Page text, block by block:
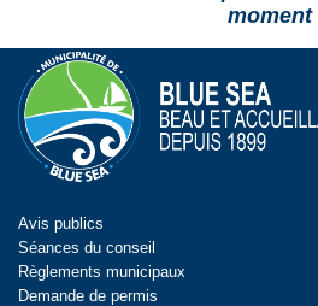
moment
Avis publics
Séances du conseil
Règlements municipaux
Demande de permis